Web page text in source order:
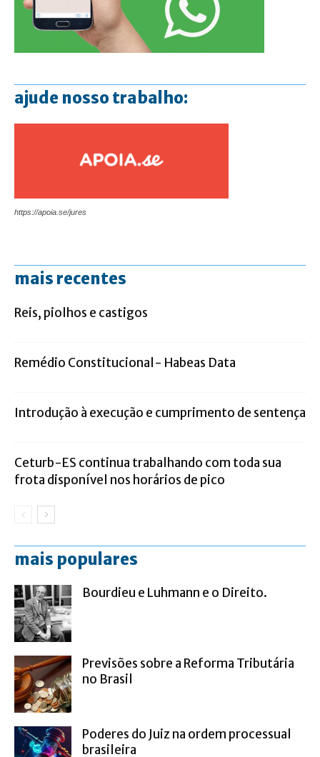
ajude nosso trabalho:
https://apoia.se/jures
mais recentes
Reis, piolhos e castigos
Remédio Constitucional- Habeas Data
Introdução à execução e cumprimento de sentença
Ceturb-ES continua trabalhando com toda sua
frota disponível nos horários de pico
mais populares
Bourdieu e Luhmann e o Direito.
Previsões sobre a Reforma Tributária
no Brasil
Poderes do Juiz na ordem processual
brasileira